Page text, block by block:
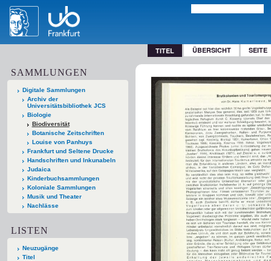
TITEL ÜBERSICHT SEITE
SAMMLUNGEN
Digitale Sammlungen
Archiv der
Universitätsbibliothek JCS
Biologie
Biodiversität
Botanische Zeitschriften
Louise von Panhuys
Frankfurt und Seltene Drucke
Handschriften und Inkunabeln
Judaica
Kinderbuchsammlungen
Koloniale Sammlungen
Musik und Theater
Nachlässe
LISTEN
Neuzugänge
Titel